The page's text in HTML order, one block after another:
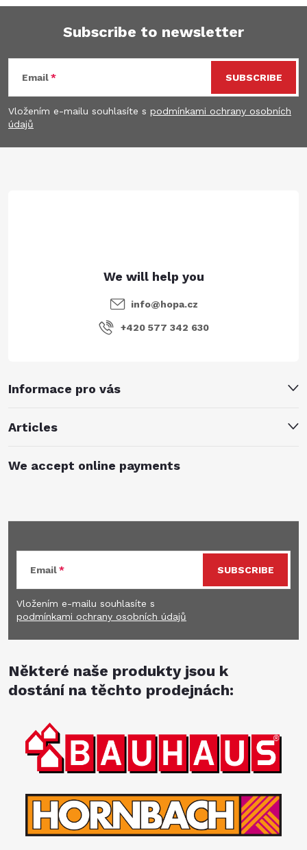
F
o
o
Subscribe to newsletter
Email
Vložením e-mailu souhlasíte s podmínkami ochrany osobních
údajů
SUBSCRIBE
Informace pro vás
Articles
info@hopa.cz
+420 577 342 630
We accept online payments
Email
Vložením e-mailu souhlasíte s
podmínkami ochrany osobních údajů
SUBSCRIBE
Některé naše produkty jsou k
dostání na těchto prodejnách: